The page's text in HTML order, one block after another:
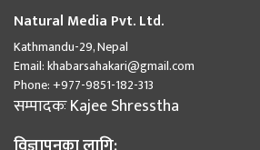
Natural Media Pvt. Ltd.
Kathmandu-29, Nepal
Email:khabarsahakari@gmail.com
Phone:+977-9851-182-313
सम्पादकःKajee Shresstha